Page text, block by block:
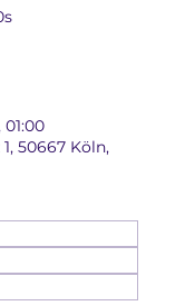
01:00
50667 Köln,